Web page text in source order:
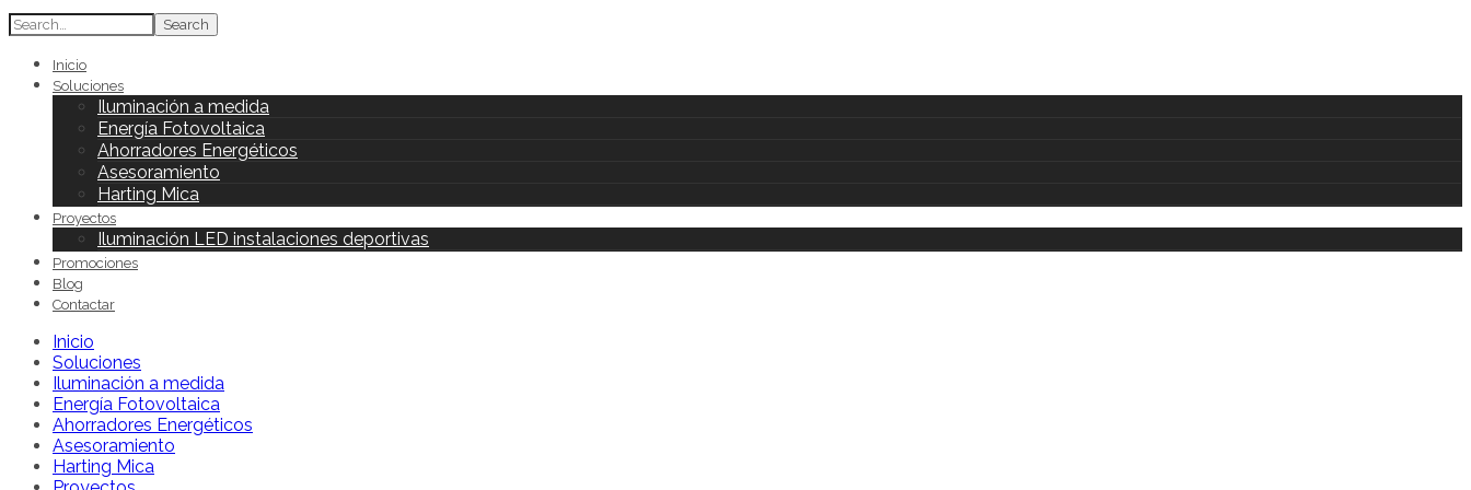
Search
Inicio
Soluciones
Iluminación a medida
Energía Fotovoltaica
Ahorradores Energéticos
Asesoramiento
Harting Mica
Proyectos
Iluminación LED instalaciones deportivas
Promociones
Blog
Contactar
Inicio
Soluciones
Iluminación a medida
Energía Fotovoltaica
Ahorradores Energéticos
Asesoramiento
Harting Mica